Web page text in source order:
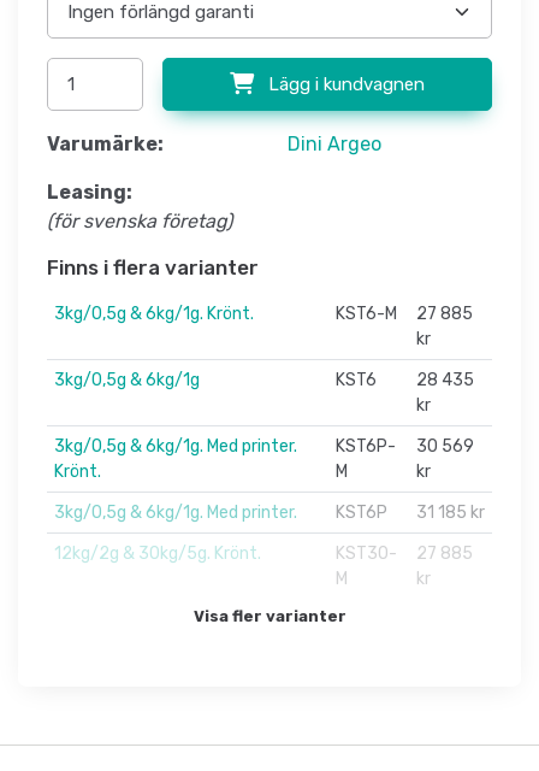
Lägg i kundvagnen
Varumärke: Dini Argeo
Leasing:
(för svenska företag)
Finns i flera varianter
3kg/0,5g & 6kg/1g. Krönt. KST6-M
27 885
kr
3kg/0,5g & 6kg/1g
KST6
28 435
kr
3kg/0,5g & 6kg/1g. Med printer.
Krönt.
KST6P-
M
30 569
kr
3kg/0,5g & 6kg/1g. Med printer.
KST6P
31 185 kr
12kg/2g & 30kg/5g. Krönt.
KST30-
M
27 885
kr
Visa fler varianter